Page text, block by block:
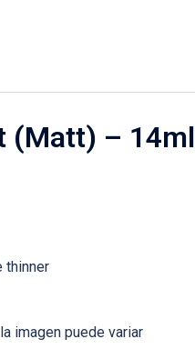
(Matt) – 14ml
thinner
imagen puede variar